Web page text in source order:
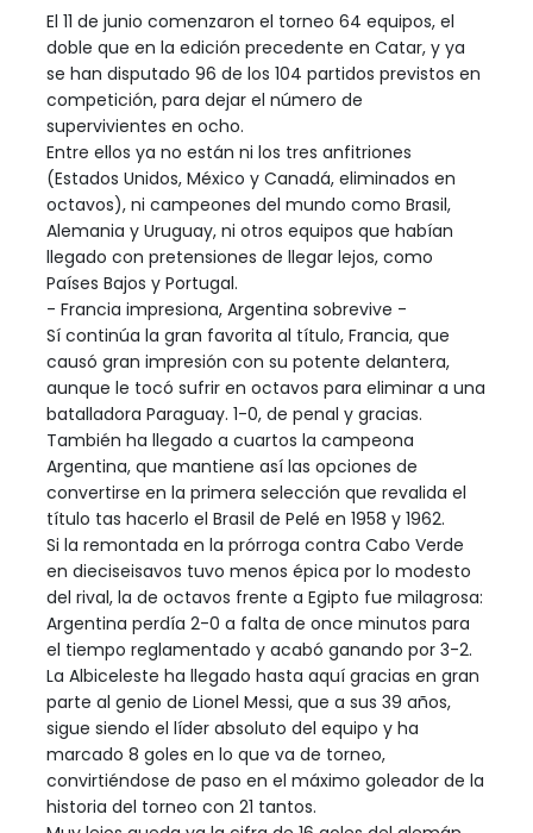
El 11 de junio comenzaron el torneo 64 equipos, el
doble que en la edición precedente en Catar, y ya
se han disputado 96 de los 104 partidos previstos en
competición, para dejar el número de
supervivientes en ocho.
Entre ellos ya no están ni los tres anfitriones
(Estados Unidos, México y Canadá, eliminados en
octavos), ni campeones del mundo como Brasil,
Alemania y Uruguay, ni otros equipos que habían
llegado con pretensiones de llegar lejos, como
Países Bajos y Portugal.
- Francia impresiona, Argentina sobrevive -
Sí continúa la gran favorita al título, Francia, que
causó gran impresión con su potente delantera,
aunque le tocó sufrir en octavos para eliminar a una
batalladora Paraguay. 1-0, de penal y gracias.
También ha llegado a cuartos la campeona
Argentina, que mantiene así las opciones de
convertirse en la primera selección que revalida el
título tas hacerlo el Brasil de Pelé en 1958 y 1962.
Si la remontada en la prórroga contra Cabo Verde
en dieciseisavos tuvo menos épica por lo modesto
del rival, la de octavos frente a Egipto fue milagrosa:
Argentina perdía 2-0 a falta de once minutos para
el tiempo reglamentado y acabó ganando por 3-2.
La Albiceleste ha llegado hasta aquí gracias en gran
parte al genio de Lionel Messi, que a sus 39 años,
sigue siendo el líder absoluto del equipo y ha
marcado 8 goles en lo que va de torneo,
convirtiéndose de paso en el máximo goleador de la
historia del torneo con 21 tantos.